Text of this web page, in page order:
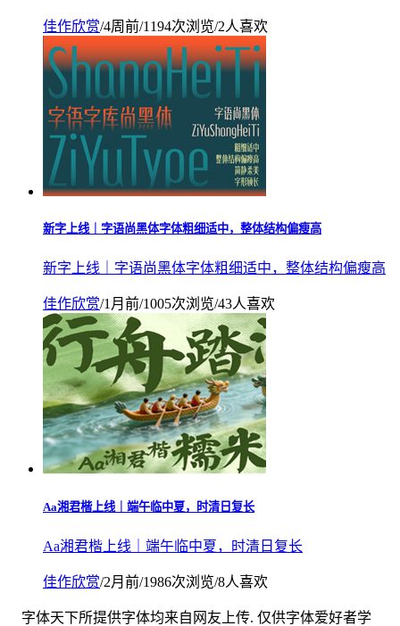
佳作欣赏/4周前/1194次浏览/2人喜欢
新字上线｜字语尚黑体字体粗细适中，整体结构偏瘦高
新字上线｜字语尚黑体字体粗细适中，整体结构偏瘦高
佳作欣赏/1月前/1005次浏览/43人喜欢
Aa湘君楷上线｜端午临中夏，时清日复长
Aa湘君楷上线｜端午临中夏，时清日复长
佳作欣赏/2月前/1986次浏览/8人喜欢
字体天下所提供字体均来自网友上传. 仅供字体爱好者学